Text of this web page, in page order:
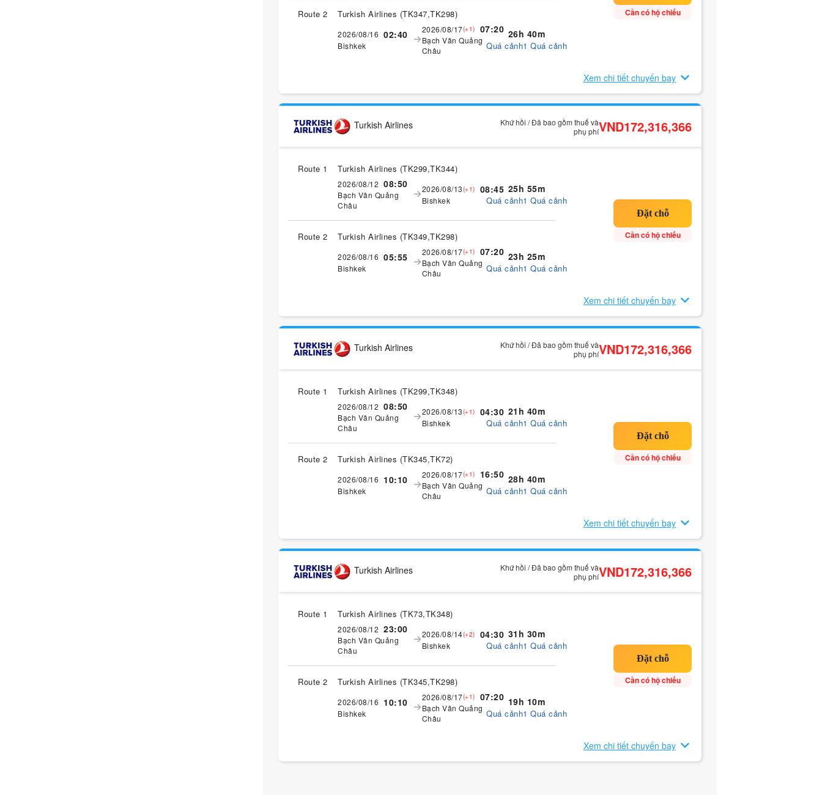
Route 2 Turkish Airlines (TK347,TK298)
2026/08/16 02:40
Bishkek
2026/08/17(+1) 07:20
Bạch Vân Quảng
Châu
26h 40m
Quá cảnh1 Quá cảnh
Cần có hộ chiếu
Xem chi tiết chuyến bay
Turkish Airlines
Khứ hồi / Đã bao gồm thuế và
phụ phíVND172,316,366
Route 1 Turkish Airlines (TK299,TK344)
2026/08/12 08:50
Bạch Vân Quảng
Châu
2026/08/13(+1) 08:45
Bishkek
25h 55m
Quá cảnh1 Quá cảnh
Route 2 Turkish Airlines (TK349,TK298)
2026/08/16 05:55
Bishkek
2026/08/17(+1) 07:20
Bạch Vân Quảng
Châu
23h 25m
Quá cảnh1 Quá cảnh
Cần có hộ chiếu
Xem chi tiết chuyến bay
Turkish Airlines
Khứ hồi / Đã bao gồm thuế và
phụ phíVND172,316,366
Route 1 Turkish Airlines (TK299,TK348)
2026/08/12 08:50
Bạch Vân Quảng
Châu
2026/08/13(+1) 04:30
Bishkek
21h 40m
Quá cảnh1 Quá cảnh
Route 2 Turkish Airlines (TK345,TK72)
2026/08/16 10:10
Bishkek
2026/08/17(+1) 16:50
Bạch Vân Quảng
Châu
28h 40m
Quá cảnh1 Quá cảnh
Cần có hộ chiếu
Xem chi tiết chuyến bay
Turkish Airlines
Khứ hồi / Đã bao gồm thuế và
phụ phíVND172,316,366
Route 1 Turkish Airlines (TK73,TK348)
2026/08/12 23:00
Bạch Vân Quảng
Châu
2026/08/14(+2) 04:30
Bishkek
31h 30m
Quá cảnh1 Quá cảnh
Route 2 Turkish Airlines (TK345,TK298)
2026/08/16 10:10
Bishkek
2026/08/17(+1) 07:20
Bạch Vân Quảng
Châu
19h 10m
Quá cảnh1 Quá cảnh
Cần có hộ chiếu
Xem chi tiết chuyến bay